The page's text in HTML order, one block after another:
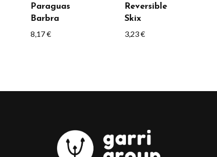
Paraguas
Barbra
8,17€
pueden
elegir
en
Reversible
Skix
3,23€
pueden
elegir
en